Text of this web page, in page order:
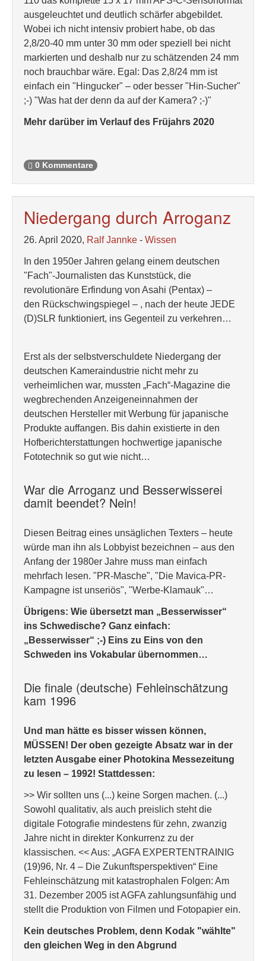
ausgeleuchtet und deutlich schärfer abgebildet.
Wobei ich nicht intensiv probiert habe, ob das
2,8/20-40 mm unter 30 mm oder speziell bei nicht
markierten und deshalb nur zu schätzenden 24 mm
noch brauchbar wäre. Egal: Das 2,8/24 mm ist
einfach ein "Hingucker" – oder besser "Hin-Sucher"
;-) "Was hat der denn da auf der Kamera? ;-)"
Mehr darüber im Verlauf des Früjahrs 2020
0 Kommentare
Niedergang durch Arroganz
26. April 2020, Ralf Jannke - Wissen
In den 1950er Jahren gelang einem deutschen
"Fach"-Journalisten das Kunststück, die
revolutionäre Erfindung von Asahi (Pentax) –
den Rückschwingspiegel – , nach der heute JEDE
(D)SLR funktioniert, ins Gegenteil zu verkehren…
Erst als der selbstverschuldete Niedergang der
deutschen Kameraindustrie nicht mehr zu
verheimlichen war, mussten „Fach“-Magazine die
wegbrechenden Anzeigeneinnahmen der
deutschen Hersteller mit Werbung für japanische
Produkte auffangen. Bis dahin existierte in den
Hofberichterstattungen hochwertige japanische
Fototechnik so gut wie nicht…
War die Arroganz und Besserwisserei
damit beendet? Nein!
Diesen Beitrag eines unsäglichen Texters – heute
würde man ihn als Lobbyist bezeichnen – aus den
Anfang der 1980er Jahre muss man einfach
mehrfach lesen. "PR-Masche", "Die Mavica-PR-
Kampagne ist unseriös", "Werbe-Klamauk"…
Übrigens: Wie übersetzt man „Besserwisser“
ins Schwedische? Ganz einfach:
„Besserwisser“ ;-) Eins zu Eins von den
Schweden ins Vokabular übernommen…
Die finale (deutsche) Fehleinschätzung
kam 1996
Und man hätte es bisser wissen können,
MÜSSEN! Der oben gezeigte Absatz war in der
letzten Ausgabe einer Photokina Messezeitung
zu lesen – 1992! Stattdessen:
>> Wir sollten uns (...) keine Sorgen machen. (...)
Sowohl qualitativ, als auch preislich steht die
digitale Fotografie mindestens für zehn, zwanzig
Jahre nicht in direkter Konkurrenz zu der
klassischen. << Aus: „AGFA EXPERTENTRAINIG
(19)96, Nr. 4 – Die Zukunftsperspektiven“ Eine
Fehleinschätzung mit katastrophalen Folgen: Am
31. Dezember 2005 ist AGFA zahlungsunfähig und
stellt die Produktion von Filmen und Fotopapier ein.
Kein deutsches Problem, denn Kodak "wählte"
den gleichen Weg in den Abgrund